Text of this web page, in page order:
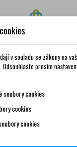
Kč a získáte
Klouby, kosti, svaly
kapslí
v souladu se zákony na
Odsouhlaste prosím
soubory cookies
cookies
cookies